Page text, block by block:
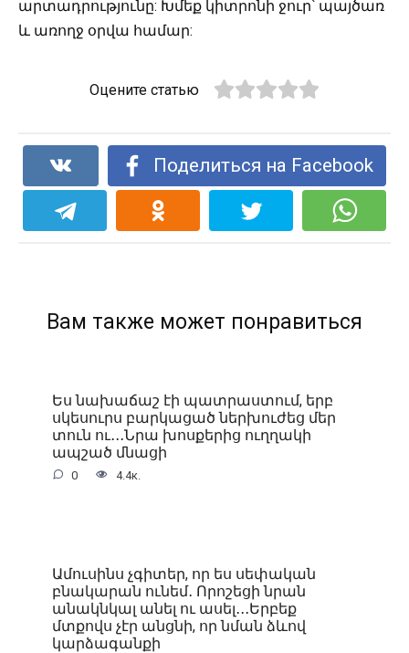
արտադրությունը: Խմեք կիտրոնի ջուր՝ պայծառ
և առողջ օրվա համար:
Оцените статью
Поделиться на Facebook
Вам также может понравиться
Ես նախաճաշ էի պատրաստում, երբ
սկեսուրս բարկացած ներխուժեց մեր
տուն ու․․․Նրա խոսքերից ուղղակի
ապշած մնացի
0 4.4к.
Ամուսինս չգիտեր, որ ես սեփական
բնակարան ունեմ․ Որոշեցի նրան
անակնկալ անել ու ասել․․․Երբեք
մտքովս չէր անցնի, որ նման ձևով
կարձագանքի